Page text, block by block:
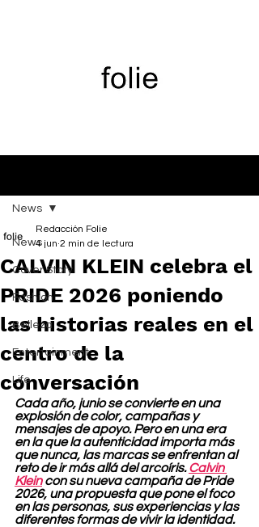
News
Cover Story
Fashion
Belleza
Entertainment
Life
News
CALVIN KLEIN celebra el
PRIDE 2026 poniendo
las historias reales en el
centro de la
conversación
Redacción Folie
4 jun 2 min de lectura
Cada año, junio se convierte en una
explosión de color, campañas y
mensajes de apoyo. Pero en una era
en la que la autenticidad importa más
que nunca, las marcas se enfrentan al
reto de ir más allá del arcoíris. Calvin
Klein con su nueva campaña de Pride
2026, una propuesta que pone el foco
en las personas, sus experiencias y las
diferentes formas de vivir la identidad.